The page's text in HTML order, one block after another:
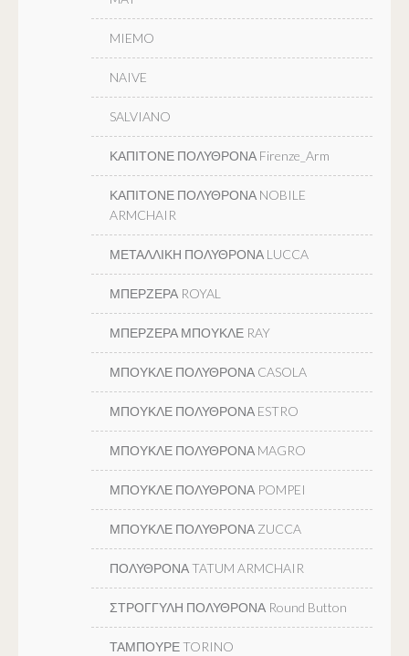
MIEMO
NAIVE
SALVIANO
ΚΑΠΙΤΟΝΕ ΠΟΛΥΘΡΟΝΑ Firenze_Arm
ΚΑΠΙΤΟΝΕ ΠΟΛΥΘΡΟΝΑ NOBILE
ARMCHAIR
ΜΕΤΑΛΛΙΚΗ ΠΟΛΥΘΡΟΝΑ LUCCA
ΜΠΕΡΖΕΡΑ ROYAL
ΜΠΕΡΖΕΡΑ ΜΠΟΥΚΛΕ RAY
ΜΠΟΥΚΛΕ ΠΟΛΥΘΡΟΝΑ CASOLA
ΜΠΟΥΚΛΕ ΠΟΛΥΘΡΟΝΑ ESTRO
ΜΠΟΥΚΛΕ ΠΟΛΥΘΡΟΝΑ MAGRO
ΜΠΟΥΚΛΕ ΠΟΛΥΘΡΟΝΑ POMPEI
ΜΠΟΥΚΛΕ ΠΟΛΥΘΡΟΝΑ ZUCCA
ΠΟΛΥΘΡΟΝΑ TATUM ARMCHAIR
ΣΤΡΟΓΓΥΛΗ ΠΟΛΥΘΡΟΝΑ Round Button
ΤΑΜΠΟΥΡΕ TORINO